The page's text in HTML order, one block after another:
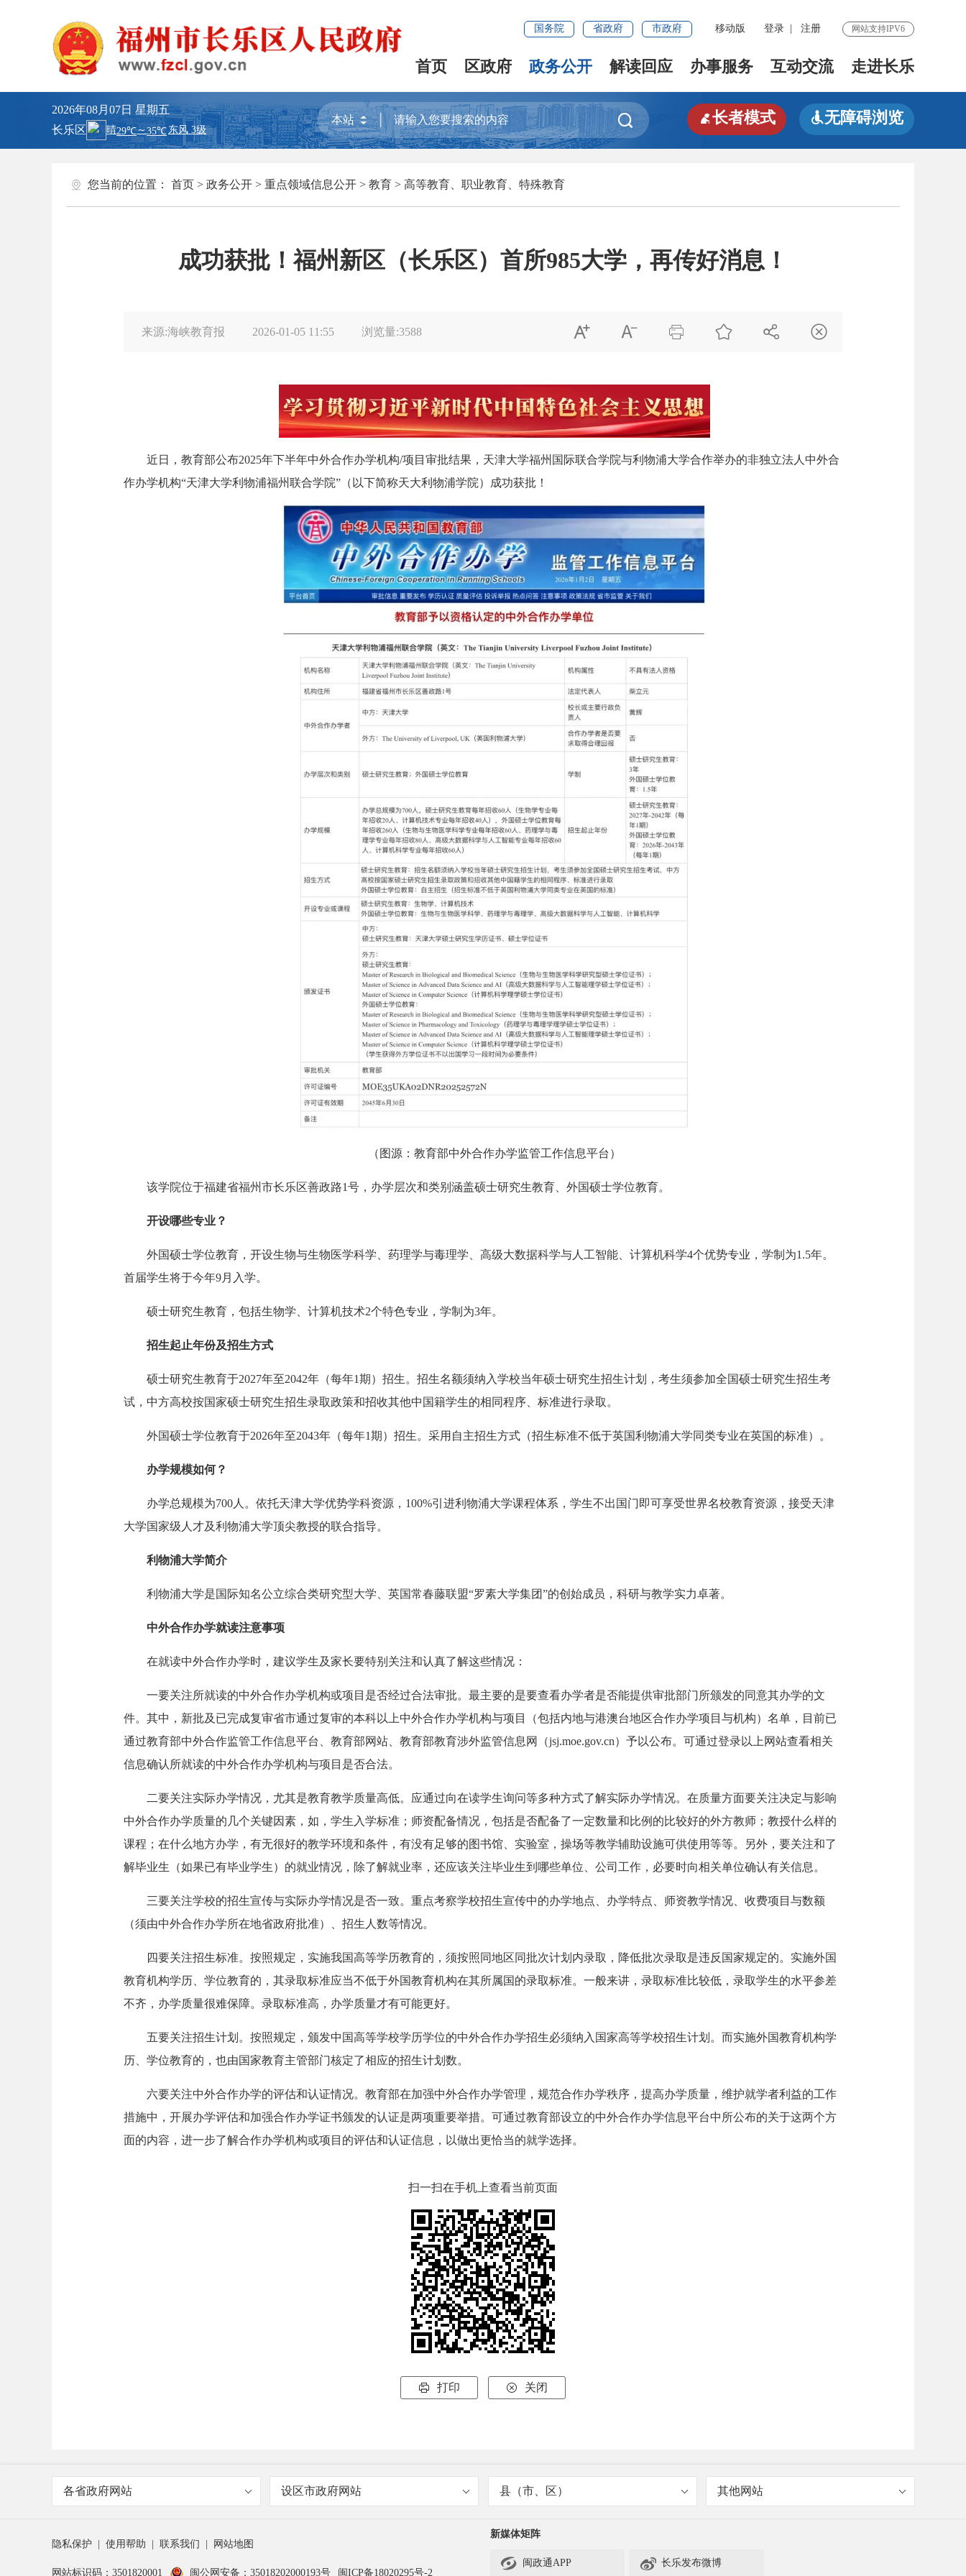
国务院 省政府 市政府 移动版 登录 注册 网站支持IPV6
首页 区政府 政务公开 解读回应 办事服务 互动交流 走进长乐
2026年08月07日 星期五
长乐区
 长者模式 无障碍浏览
您当前的位置： 首页 > 政务公开 > 重点领域信息公开 > 教育 > 高等教育、职业教育、特殊教育
成功获批！福州新区（长乐区）首所985大学，再传好消息！
来源:海峡教育报 2026-01-05 11:55 浏览量:3588      
近日，教育部公布2025年下半年中外合作办学机构/项目审批结果，天津大学福州国际联合学院与利物浦大学合作举办的非独立法人中外合
作办学机构“天津大学利物浦福州联合学院”（以下简称天大利物浦学院）成功获批！
（图源：教育部中外合作办学监管工作信息平台）
该学院位于福建省福州市长乐区善政路1号，办学层次和类别涵盖硕士研究生教育、外国硕士学位教育。
开设哪些专业？
外国硕士学位教育，开设生物与生物医学科学、药理学与毒理学、高级大数据科学与人工智能、计算机科学4个优势专业，学制为1.5年。
首届学生将于今年9月入学。
硕士研究生教育，包括生物学、计算机技术2个特色专业，学制为3年。
招生起止年份及招生方式
硕士研究生教育于2027年至2042年（每年1期）招生。招生名额须纳入学校当年硕士研究生招生计划，考生须参加全国硕士研究生招生考
试，中方高校按国家硕士研究生招生录取政策和招收其他中国籍学生的相同程序、标准进行录取。
外国硕士学位教育于2026年至2043年（每年1期）招生。采用自主招生方式（招生标准不低于英国利物浦大学同类专业在英国的标准）。
办学规模如何？
办学总规模为700人。依托天津大学优势学科资源，100%引进利物浦大学课程体系，学生不出国门即可享受世界名校教育资源，接受天津
大学国家级人才及利物浦大学顶尖教授的联合指导。
利物浦大学简介
利物浦大学是国际知名公立综合类研究型大学、英国常春藤联盟“罗素大学集团”的创始成员，科研与教学实力卓著。
中外合作办学就读注意事项
在就读中外合作办学时，建议学生及家长要特别关注和认真了解这些情况：
一要关注所就读的中外合作办学机构或项目是否经过合法审批。最主要的是要查看办学者是否能提供审批部门所颁发的同意其办学的文
件。其中，新批及已完成复审省市通过复审的本科以上中外合作办学机构与项目（包括内地与港澳台地区合作办学项目与机构）名单，目前已
通过教育部中外合作监管工作信息平台、教育部网站、教育部教育涉外监管信息网（jsj.moe.gov.cn）予以公布。可通过登录以上网站查看相关
信息确认所就读的中外合作办学机构与项目是否合法。
二要关注实际办学情况，尤其是教育教学质量高低。应通过向在读学生询问等多种方式了解实际办学情况。在质量方面要关注决定与影响
中外合作办学质量的几个关键因素，如，学生入学标准；师资配备情况，包括是否配备了一定数量和比例的比较好的外方教师；教授什么样的
课程；在什么地方办学，有无很好的教学环境和条件，有没有足够的图书馆、实验室，操场等教学辅助设施可供使用等等。另外，要关注和了
解毕业生（如果已有毕业学生）的就业情况，除了解就业率，还应该关注毕业生到哪些单位、公司工作，必要时向相关单位确认有关信息。
三要关注学校的招生宣传与实际办学情况是否一致。重点考察学校招生宣传中的办学地点、办学特点、师资教学情况、收费项目与数额
（须由中外合作办学所在地省政府批准）、招生人数等情况。
四要关注招生标准。按照规定，实施我国高等学历教育的，须按照同地区同批次计划内录取，降低批次录取是违反国家规定的。实施外国
教育机构学历、学位教育的，其录取标准应当不低于外国教育机构在其所属国的录取标准。一般来讲，录取标准比较低，录取学生的水平参差
不齐，办学质量很难保障。录取标准高，办学质量才有可能更好。
五要关注招生计划。按照规定，颁发中国高等学校学历学位的中外合作办学招生必须纳入国家高等学校招生计划。而实施外国教育机构学
历、学位教育的，也由国家教育主管部门核定了相应的招生计划数。
六要关注中外合作办学的评估和认证情况。教育部在加强中外合作办学管理，规范合作办学秩序，提高办学质量，维护就学者利益的工作
措施中，开展办学评估和加强合作办学证书颁发的认证是两项重要举措。可通过教育部设立的中外合作办学信息平台中所公布的关于这两个方
面的内容，进一步了解合作办学机构或项目的评估和认证信息，以做出更恰当的就学选择。
扫一扫在手机上查看当前页面
 打印  关闭
各省政府网站 设区市政府网站 县（市、区） 其他网站
隐私保护 使用帮助 联系我们 网站地图
网站标识码：3501820001 闽公网安备：35018202000193号 闽ICP备18020295号-2
新媒体矩阵
 闽政通APP  长乐发布微博